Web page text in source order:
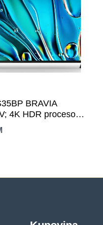
BRAVIA
4K HDR procesor
HDR; Triluminos